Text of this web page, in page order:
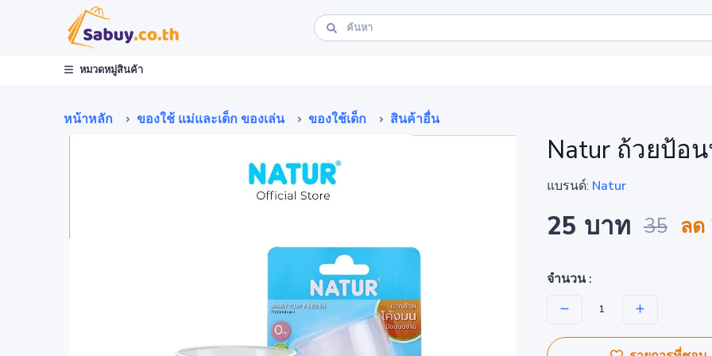
หมวดหมู่สินค้า
หน้าหลัก ของใช้ แม่และเด็ก ของเล่น ของใช้เด็ก สินค้าอื่น
Natur ถ้วยป้อ
แบรนด์: Natur
25 บาท 35 ลด
จำนวน :